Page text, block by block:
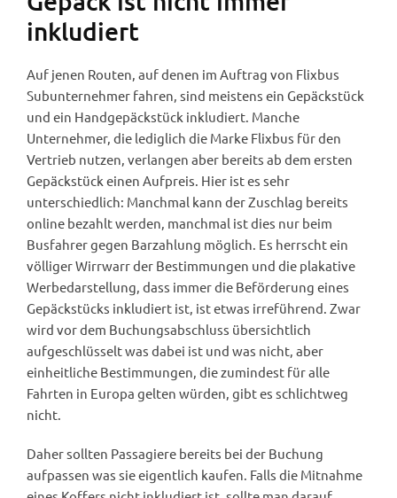
inkludiert
Auf jenen Routen, auf denen im Auftrag von Flixbus
Subunternehmer fahren, sind meistens ein Gepäckstück
und ein Handgepäckstück inkludiert. Manche
Unternehmer, die lediglich die Marke Flixbus für den
Vertrieb nutzen, verlangen aber bereits ab dem ersten
Gepäckstück einen Aufpreis. Hier ist es sehr
unterschiedlich: Manchmal kann der Zuschlag bereits
online bezahlt werden, manchmal ist dies nur beim
Busfahrer gegen Barzahlung möglich. Es herrscht ein
völliger Wirrwarr der Bestimmungen und die plakative
Werbedarstellung, dass immer die Beförderung eines
Gepäckstücks inkludiert ist, ist etwas irreführend. Zwar
wird vor dem Buchungsabschluss übersichtlich
aufgeschlüsselt was dabei ist und was nicht, aber
einheitliche Bestimmungen, die zumindest für alle
Fahrten in Europa gelten würden, gibt es schlichtweg
nicht.
Daher sollten Passagiere bereits bei der Buchung
aufpassen was sie eigentlich kaufen. Falls die Mitnahme